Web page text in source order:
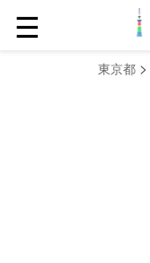
☰
東京都>